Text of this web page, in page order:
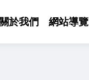
關於我們 網站導覽